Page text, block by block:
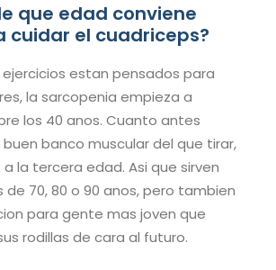
que edad conviene
cuidar el cuadriceps?
estan pensados para
la sarcopenia empieza a
los 40 anos. Cuanto antes
banco muscular del que tirar,
la tercera edad. Asi que sirven
de 70, 80 o 90 anos, pero tambien
para gente mas joven que
rodillas de cara al futuro.